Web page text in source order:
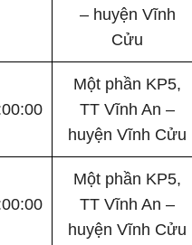
– huyện Vĩnh
Cửu
Một phần KP5,
TT Vĩnh An –
huyện Vĩnh Cửu
Một phần KP5,
TT Vĩnh An –
huyện Vĩnh Cửu